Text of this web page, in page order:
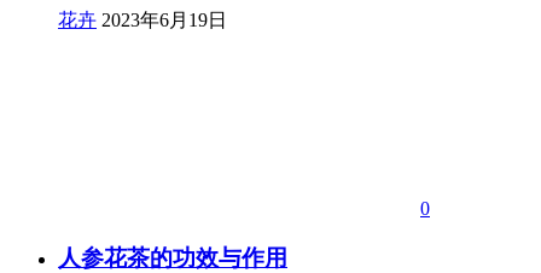
花卉 2023年6月19日
0
人参花茶的功效与作用